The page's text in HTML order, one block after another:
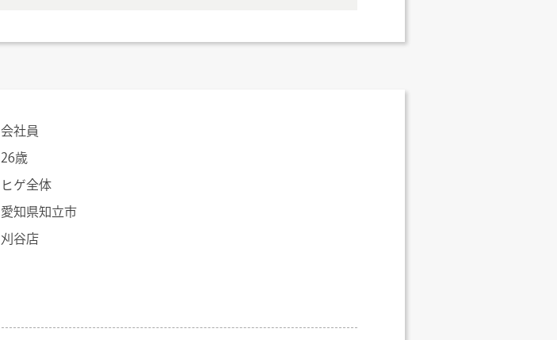
会社員
26歳
ヒゲ全体
愛知県知立市
刈谷店